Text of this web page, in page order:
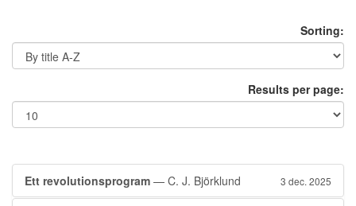
Sorting:
Results per page:
Ett revolutionsprogram — C. J. Björklund 3 dec. 2025